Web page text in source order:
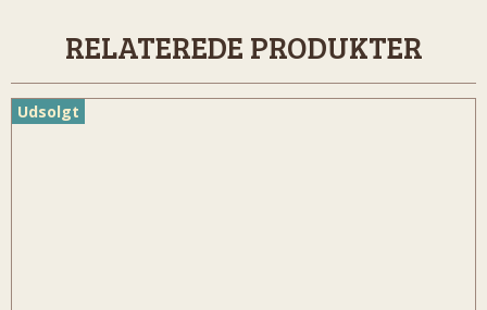
RELATEREDE PRODUKTER
Udsolgt